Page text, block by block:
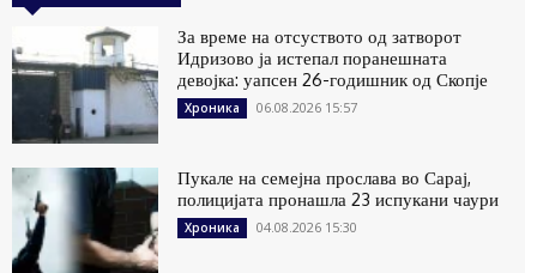
За време на отсуството од затворот
Идризово ја истепал поранешната
девојка: уапсен 26-годишник од Скопје
Хроника 06.08.2026 15:57
Пукале на семејна прослава во Сарај,
полицијата пронашла 23 испукани чаури
Хроника 04.08.2026 15:30